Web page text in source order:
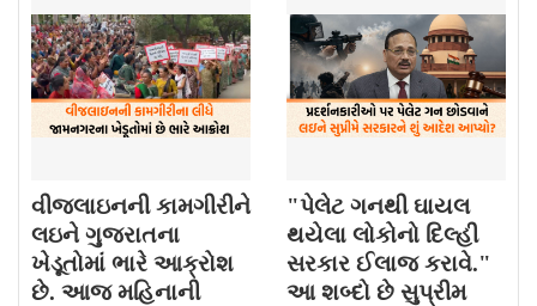
વીજલાઇનની કામગીરીને
લઇને ગુજરાતના
ખેડૂતોમાં ભારે આક્રોશ
છે. આજ મહિનાની
"પેલેટ ગનથી ઘાયલ
થયેલા લોકોનો દિલ્હી
સરકાર ઈલાજ કરાવે."
આ શબ્દો છે સુપ્રીમ